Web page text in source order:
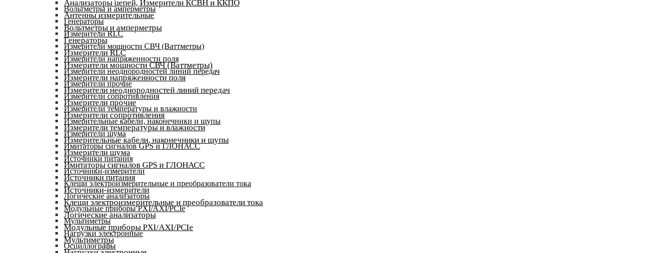
Вольтметры и амперметры
Генераторы
Измерители RLC
Измерители мощности СВЧ (Ваттметры)
Измерители напряженности поля
Измерители неоднородностей линий передач
Измерители прочие
Измерители сопротивления
Измерители температуры и влажности
Измерительные кабели, наконечники и щупы
Измерители шума
Имитаторы сигналов GPS и ГЛОНАСС
Источники питания
Источники-измерители
Клещи электроизмерительные и преобразователи тока
Логические анализаторы
Модульные приборы PXI/AXI/PCIe
Мультиметры
Нагрузки электронные
Осциллографы
Анализаторы цепей, Измерители КСВН и ККПО
Антенны измерительные
Вольтметры и амперметры
Генераторы
Измерители RLC
Измерители мощности СВЧ (Ваттметры)
Измерители напряженности поля
Измерители неоднородностей линий передач
Измерители прочие
Измерители сопротивления
Измерители температуры и влажности
Измерительные кабели, наконечники и щупы
Измерители шума
Имитаторы сигналов GPS и ГЛОНАСС
Источники питания
Источники-измерители
Клещи электроизмерительные и преобразователи тока
Логические анализаторы
Модульные приборы PXI/AXI/PCIe
Мультиметры